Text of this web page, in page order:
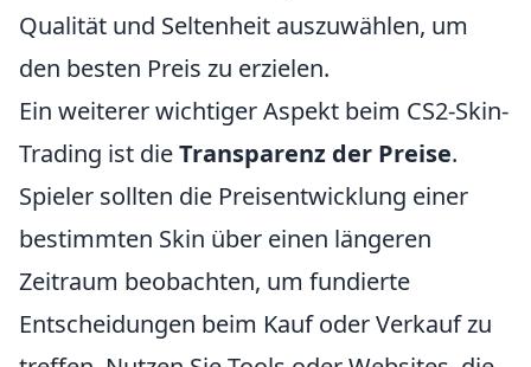
Qualität und Seltenheit auszuwählen, um
den besten Preis zu erzielen.
Ein weiterer wichtiger Aspekt beim CS2-Skin-
Trading ist dieTransparenz der Preise.
Spieler sollten die Preisentwicklung einer
bestimmten Skin über einen längeren
Zeitraum beobachten, um fundierte
Entscheidungen beim Kauf oder Verkauf zu